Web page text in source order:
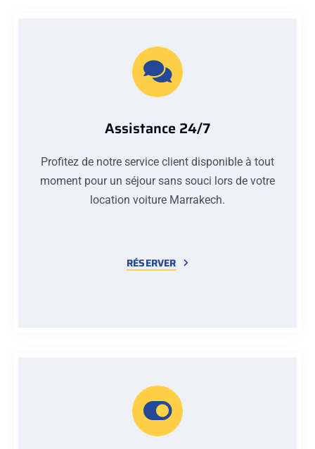
Assistance 24/7
Profitez de notre service client disponible à tout
moment pour un séjour sans souci lors de votre
location voiture Marrakech.
RÉSERVER